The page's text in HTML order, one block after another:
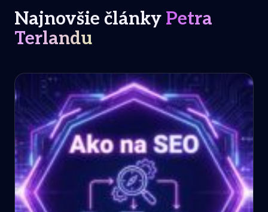
Najnovšie články Petra
Terlandu